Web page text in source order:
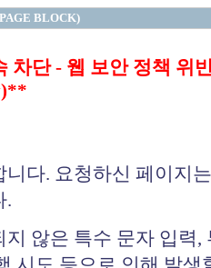
BLOCK)
차단 - 웹 보안 정책 위
니다. 요청하신 페이지
.
지 않은 특수 문자 입력